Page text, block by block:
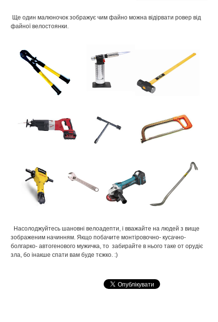
Ще один малюночок зображує чим файно можна відірвати ровер від
файної велостоянки.
Насолоджуйтесь шановні велоадепти, і вважайте на людей з вище
зображеним начинням. Якщо побачите монтіровочно- кусачно-
болгарко- автогенового мужичка, то забирайте в нього таке от орудіє
зла, бо інакше спати вам буде тєжко. :)